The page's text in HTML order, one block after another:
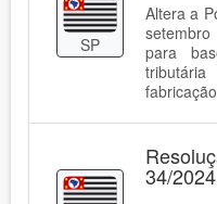
SP
Altera a
para
34/2024